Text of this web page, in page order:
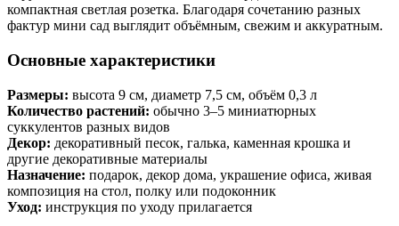
компактная светлая розетка. Благодаря сочетанию разных
фактур мини сад выглядит объёмным, свежим и аккуратным.
Основные характеристики
Размеры: высота 9 см, диаметр 7,5 см, объём 0,3 л
Количество растений: обычно 3–5 миниатюрных
суккулентов разных видов
Декор: декоративный песок, галька, каменная крошка и
другие декоративные материалы
Назначение: подарок, декор дома, украшение офиса, живая
композиция на стол, полку или подоконник
Уход: инструкция по уходу прилагается